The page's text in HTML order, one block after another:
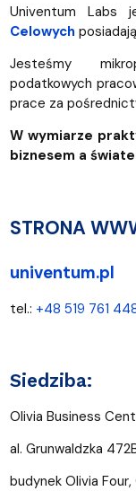
Univentum Labs
Celowych
Jesteśmy
podatkowych
prace za
W wymiarze
biznesem a
STRONA
univentum.pl
tel.: +48 519 761
Siedziba:
Olivia Business
al. Grunwaldzka
budynek Olivia